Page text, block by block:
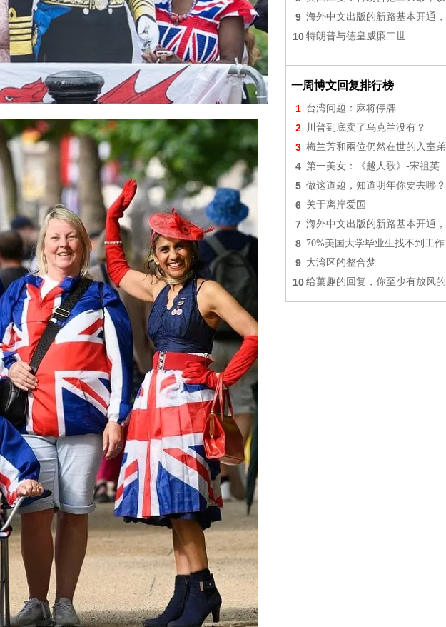
9 海外中文出版的新路基本开通，
10 特朗普与德皇威廉二世
一周博文回复排行榜
1 台湾问题：麻将停牌
2 川普到底卖了乌克兰没有？
3 梅兰芳和兩位仍然在世的入室弟
4 第一美女：《越人歌》-宋祖英
5 做这道题，知道明年你要去哪？
6 关于离岸爱国
7 海外中文出版的新路基本开通，
8 70%美国大学毕业生找不到工作
9 大湾区的整合梦
10 给菓趣的回复，你至少有放风的